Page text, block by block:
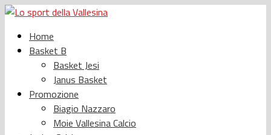
Home
Basket B
Basket Jesi
Janus Basket
Promozione
Biagio Nazzaro
Moie Vallesina Calcio